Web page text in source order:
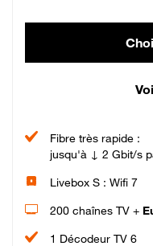
Fibre très rapide :
jusqu'à ↓ 2 Gbit/s
Livebox S : Wifi 7
200 chaînes TV +
1 Décodeur TV 6